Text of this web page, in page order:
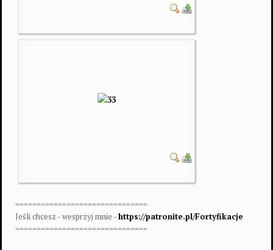
===============================
Jeśli chcesz - wesprzyj mnie -https://patronite.pl/Fortyfikacje
===============================